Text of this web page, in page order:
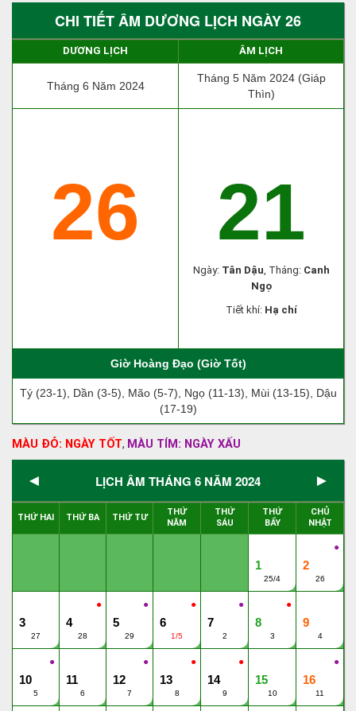
CHI TIẾT ÂM DƯƠNG LỊCH NGÀY 26
DƯƠNG LỊCH ÂM LỊCH
Tháng 6 Năm 2024
Tháng 5 Năm 2024 (Giáp
Thìn)
26 21
Ngày: Tân Dậu, Tháng: Canh
Ngọ
Tiết khí: Hạ chí
Giờ Hoàng Đạo (Giờ Tốt)
Tý (23-1), Dần (3-5), Mão (5-7), Ngọ (11-13), Mùi (13-15), Dậu
(17-19)
MÀU ĐỎ: NGÀY TỐT, MÀU TÍM: NGÀY XẤU
◄ LỊCH ÂM THÁNG 6 NĂM 2024 ►
THỨ HAI THỨ BA THỨ TƯ
THỨ
NĂM
THỨ
SÁU
THỨ
BẨY
CHỦ
NHẬT
1
25/4
●
2
26
3
27
●
4
28
●
5
29
●
6
1/5
●
7
2
●
8
3
9
4
●
10
5
11
6
●
12
7
●
13
8
●
14
9
15
10
●
16
11